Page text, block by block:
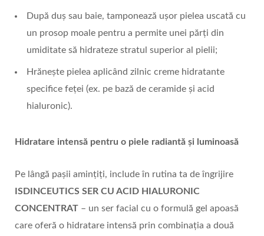
După duș sau baie, tamponează ușor pielea uscată cu
un prosop moale pentru a permite unei părți din
umiditate să hidrateze stratul superior al pielii;
Hrănește pielea aplicând zilnic creme hidratante
specifice feței (ex. pe bază de ceramide și acid
hialuronic).
Hidratare intensă pentru o piele radiantă și luminoasă
Pe lângă pașii amințiți, include în rutina ta de îngrijire
ISDINCEUTICS SER CU ACID HIALURONIC
CONCENTRAT – un ser facial cu o formulă gel apoasă
care oferă o hidratare intensă prin combinația a două